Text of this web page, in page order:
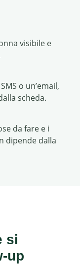
visibile e
o un’email,
scheda.
da fare e i
dipende dalla
si
up